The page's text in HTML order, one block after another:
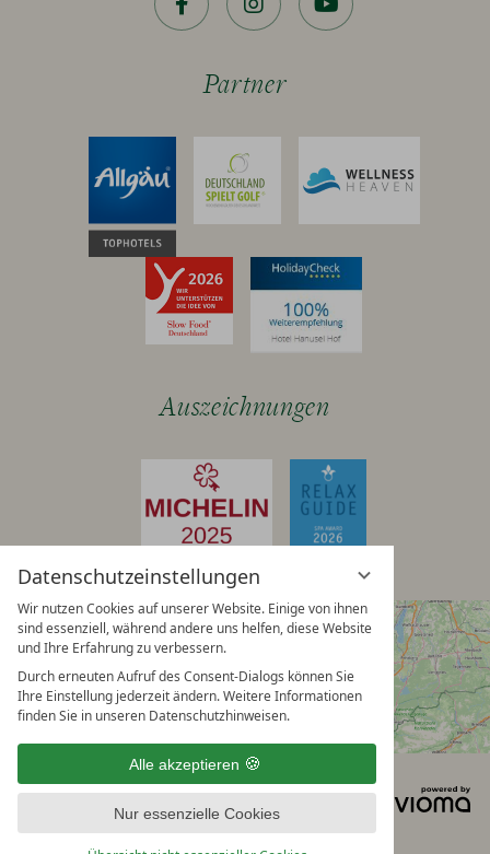
Datenschutzeinstellungen
Wir nutzen Cookies auf unserer Website. Einige von ihnen
sind essenziell, während andere uns helfen, diese Website
und Ihre Erfahrung zu verbessern.
Durch erneuten Aufruf des Consent-Dialogs können Sie
Ihre Einstellung jederzeit ändern. Weitere Informationen
finden Sie in unseren Datenschutzhinweisen.
Alle akzeptieren
Nur essenzielle Cookies
Partner
Auszeichnungen
Impressum
Datenschutzhinweise
Datenschutzeinstellungen
Sitemap